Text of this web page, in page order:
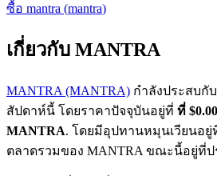
ฟิวเจอร์ส COIN-M
ฟิวเจอร์สสกุลเงินดิจิทัล
ซื้อ mantra (mantra)
เกี่ยวกับ MANTRA
MANTRA (MANTRA) กำลังประสบกั
สัปดาห์นี้ โดยราคาปัจจุบันอยู่ที่ ที่
MANTRA. โดยมีอุปทานหมุนเวียนอยู่
ตลาดรวมของ MANTRA ขณะนี้อยู่ที่ป